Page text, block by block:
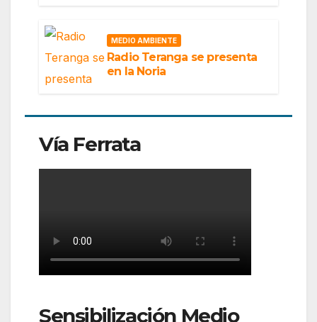
MEDIO AMBIENTE
Radio Teranga se presenta
en la Noria
Vía Ferrata
Sensibilización Medio